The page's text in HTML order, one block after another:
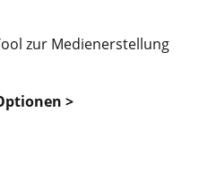
zur Medienerstellung
>